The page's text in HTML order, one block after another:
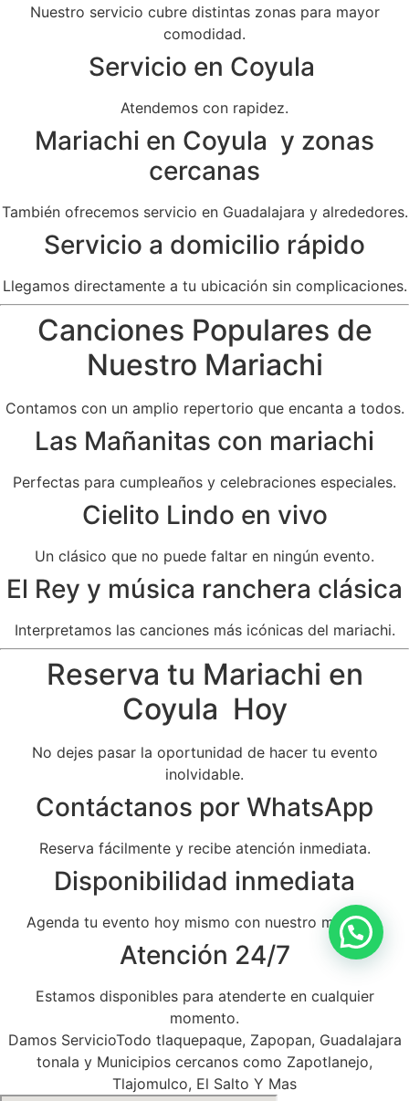
Nuestro servicio cubre distintas zonas para mayor
comodidad.
Servicio en Coyula
Atendemos con rapidez.
Mariachi en Coyula y zonas
cercanas
También ofrecemos servicio en Guadalajara y alrededores.
Servicio a domicilio rápido
Llegamos directamente a tu ubicación sin complicaciones.
Canciones Populares de
Nuestro Mariachi
Contamos con un amplio repertorio que encanta a todos.
Las Mañanitas con mariachi
Perfectas para cumpleaños y celebraciones especiales.
Cielito Lindo en vivo
Un clásico que no puede faltar en ningún evento.
El Rey y música ranchera clásica
Interpretamos las canciones más icónicas del mariachi.
Reserva tu Mariachi en
Coyula Hoy
No dejes pasar la oportunidad de hacer tu evento
inolvidable.
Contáctanos por WhatsApp
Reserva fácilmente y recibe atención inmediata.
Disponibilidad inmediata
Agenda tu evento hoy mismo con nuestro mariachi.
Atención 24/7
Estamos disponibles para atenderte en cualquier
momento.
Damos ServicioTodo tlaquepaque, Zapopan, Guadalajara
tonala y Municipios cercanos como Zapotlanejo,
Tlajomulco, El Salto Y Mas